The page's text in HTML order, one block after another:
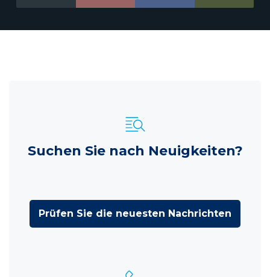
Suchen Sie nach Neuigkeiten?
Prüfen Sie die neuesten Nachrichten